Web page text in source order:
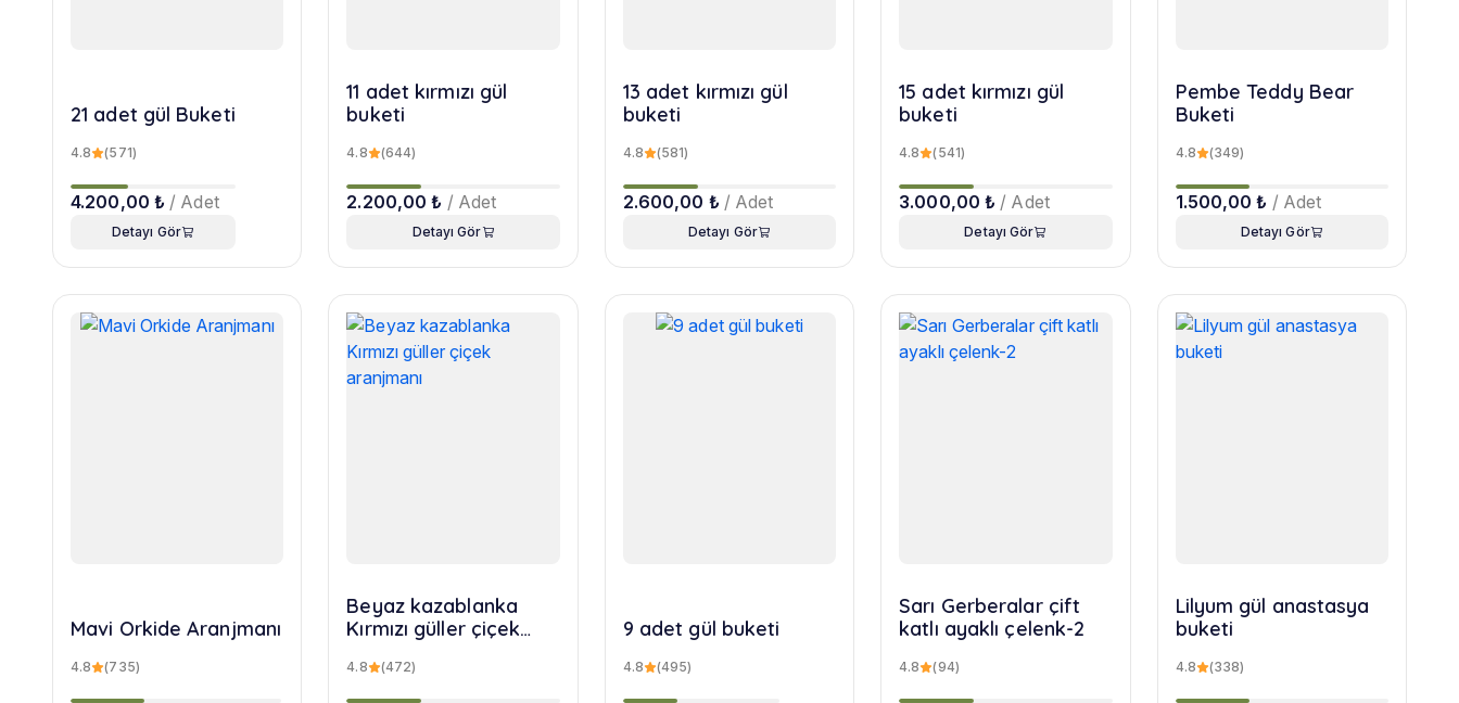
21 adet gül Buketi
4.8 (571)
4.200,00 ₺ / Adet
Detayı Gör
11 adet kırmızı gül
buketi
4.8 (644)
2.200,00 ₺ / Adet
Detayı Gör
13 adet kırmızı gül
buketi
4.8 (581)
2.600,00 ₺ / Adet
Detayı Gör
15 adet kırmızı gül
buketi
4.8 (541)
3.000,00 ₺ / Adet
Detayı Gör
Pembe Teddy Bear
Buketi
4.8 (349)
1.500,00 ₺ / Adet
Detayı Gör
Mavi Orkide Aranjmanı
4.8 (735)
Beyaz kazablanka
Kırmızı güller çiçek
4.8 (472)
9 adet gül buketi
4.8 (495)
Sarı Gerberalar çift
katlı ayaklı çelenk-2
4.8 (94)
Lilyum gül anastasya
buketi
4.8 (338)